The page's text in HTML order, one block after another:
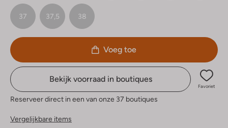
37 37,5 38
Voeg toe
Bekijk voorraad in boutiques
Favoriet
Reserveer direct in een van onze 37 boutiques
Vergelijkbare items